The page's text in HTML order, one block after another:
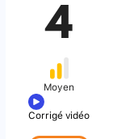
4
Moyen
Corrigé vidéo